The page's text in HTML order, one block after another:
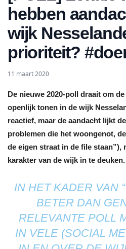
hebben
wijk
prioriteit?
11 maart 2020
De nieuwe 2020-poll draait om
openlijk tonen in de wijk
reactief, maar de aandacht lijkt
problemen die het woongenot,
de eigen straat in de file staan”),
karakter van de wijk in te deuken.
IN HET KADER VAN
BETER DAN
RELEVANTE POLL
IN VELE (SOCIAL